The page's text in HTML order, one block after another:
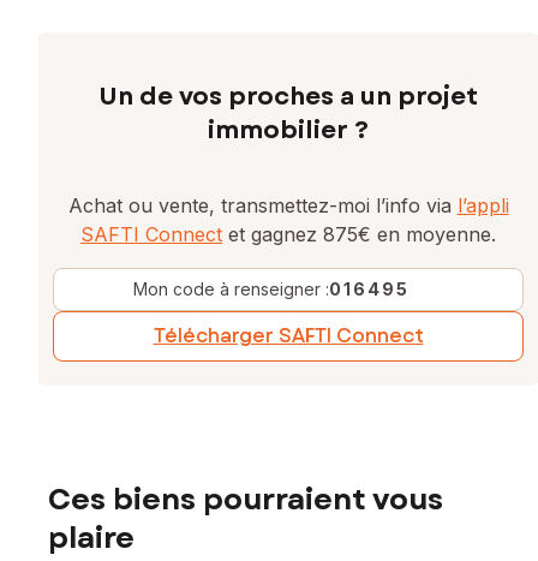
Un de vos proches a un projet
immobilier ?
Achat ou vente, transmettez-moi l’info via l’appli
SAFTI Connect et gagnez 875€ en moyenne.
Mon code à renseigner :016495
Télécharger SAFTI Connect
Ces biens pourraient vous
plaire